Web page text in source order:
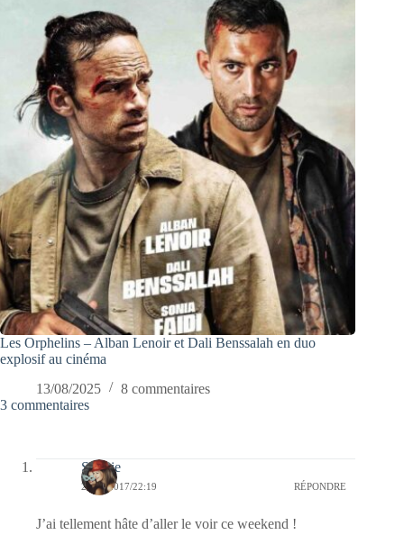
Les Orphelins – Alban Lenoir et Dali Benssalah en duo
explosif au cinéma
13/08/2025
8 commentaires
3 commentaires
Sophie
21/11/2017/22:19 RÉPONDRE
J’ai tellement hâte d’aller le voir ce weekend !